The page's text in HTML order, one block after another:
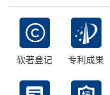
软著登记 专利成果